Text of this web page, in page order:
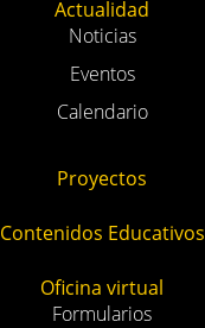
Actualidad
Noticias
Eventos
Calendario
Proyectos
Contenidos Educativos
Oficina virtual
Formularios